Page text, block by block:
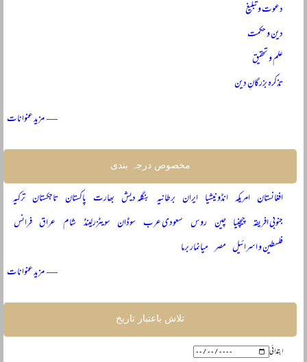
دعوت و تبلیغ
دین و حکمت
علم و تحقیق
تذکرہ بزرگانِ دین
— مزید عنوانات
مخصوص درجہ بندی
افغانستان امریکہ انڈونیشیا ایران برطانیہ بنگلہ دیش بھارت پاکستان تاجکستان ترکیہ
جنوبی افریقہ چیچنیا چین روس سعودی عرب سوڈان سویٹزرلینڈ شام عراق فرانس
فلسطین و اسرائیل مصر میانمار برما
— مزید عنوانات
تلاش باعتبار تاریخ
ابتدائی